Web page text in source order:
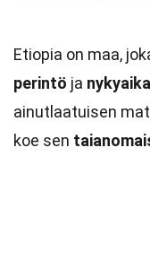
Etiopia on maa,
perintö ja
ainutlaatuisen
koe sen